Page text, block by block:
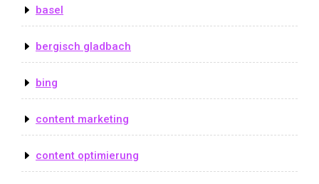
basel
bergisch gladbach
bing
content marketing
content optimierung